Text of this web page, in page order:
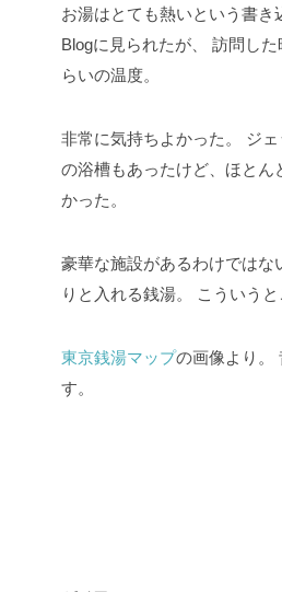
お湯はとても熱いという書き
Blogに見られたが、
訪問した
らいの温度。
非常に気持ちよかった。
ジ
の浴槽もあったけど、ほとん
かった。
豪華な施設があるわけではな
りと入れる銭湯。
こういうと
東京銭湯マップの画像より。
す。